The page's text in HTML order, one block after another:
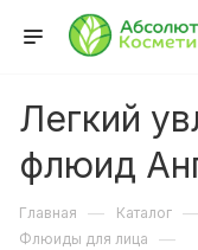
Легкий
флюид
Главная — Каталог —
Флюиды для лица —